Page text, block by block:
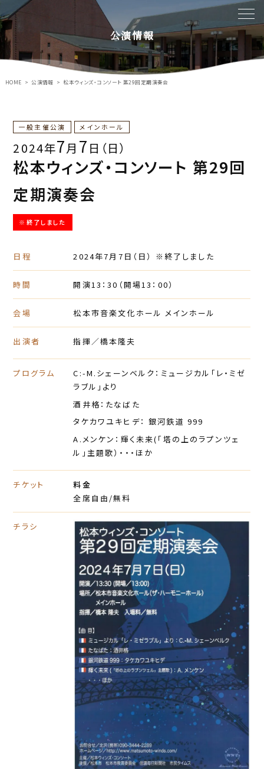
公演情報
HOME 公演情報 松本ウィンズ・コンソート 第29回定期演奏会
2024年7月 7 日（日）
一般主催公演 メインホール
松本ウィンズ・コンソート 第29回
定期演奏会
※終了しました
日程 2024年7月7日 （日） ※終了しました
時間 開演13：30 （開場13：00）
会場 松本市音楽文化ホール メインホール
出演者 指揮／橋本隆夫
プログラム
C:-M.シェーンベルク：ミュージカル「レ・ミゼ
ラブル」より
酒井格：たなばた
タケカワユキヒデ： 銀河鉄道 999
A.メンケン：輝く未来(「塔の上のラプンツェ
ル」主題歌）・・・ほか
チケット
料金
全席自由/無料
チラシ